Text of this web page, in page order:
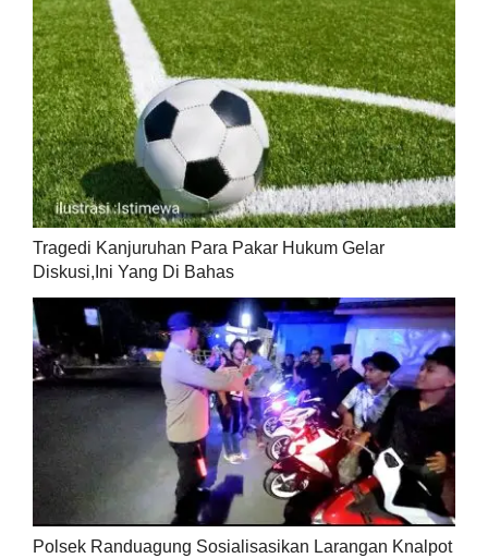
Tragedi Kanjuruhan Para Pakar Hukum Gelar
Diskusi,Ini Yang Di Bahas
Polsek Randuagung Sosialisasikan Larangan Knalpot